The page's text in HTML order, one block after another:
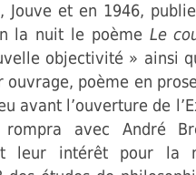
Jouve et en 1946,
la nuit le poème Le
objectivité » ainsi
ouvrage, poème en
avant l’ouverture de
rompra avec André
leur intérêt pour la